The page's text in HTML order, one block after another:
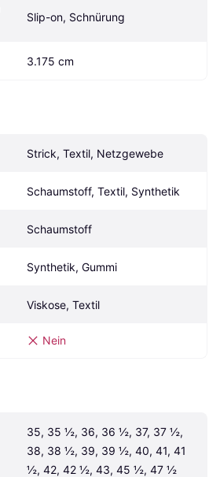
Slip-on, Schnürung
3.175 cm
Strick, Textil, Netzgewebe
Schaumstoff, Textil, Synthetik
Schaumstoff
Synthetik, Gummi
Viskose, Textil
Nein
35, 35 ½, 36, 36 ½, 37, 37 ½,
38, 38 ½, 39, 39 ½, 40, 41, 41
½, 42, 42 ½, 43, 45 ½, 47 ½